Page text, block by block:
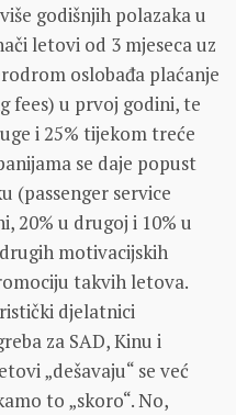
godišnjih polazaka u
letovi od 3 mjeseca uz
oslobađa plaćanje
fees) u prvoj godini, te
i 25% tijekom treće
se daje popust
(passenger service
20% u drugoj i 10% u
motivacijskih
takvih letova.
djelatnici
za SAD, Kinu i
„dešavaju“ se već
to „skoro“. No,